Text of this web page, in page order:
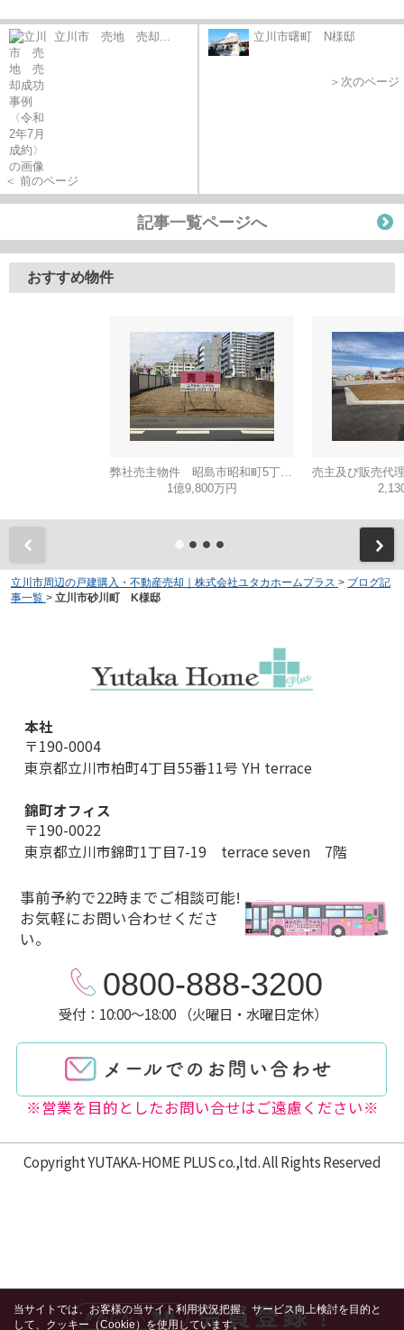
立川市 売地 売却...
＜ 前のページ
立川市曙町 N様邸
＞次のページ
記事一覧ページへ
おすすめ物件
1億9,800万円
立川市周辺の戸建購入・不動産売却｜株式会社ユタカホームプラス > ブログ記
事一覧 > 立川市砂川町 K様邸
本社
〒190-0004
東京都立川市柏町4丁目55番11号 YH terrace
錦町オフィス
〒190-0022
東京都立川市錦町1丁目7-19 terrace seven 7階
事前予約で22時までご相談可能!
お気軽にお問い合わせくださ
い。
0800-888-3200
受付：10:00～18:00 （火曜日・水曜日定休）
※営業を目的としたお問い合せはご遠慮ください※
Copyright YUTAKA-HOME PLUS co.,ltd. All Rights Reserved
当サイトでは、お客様の当サイト利用状況把握、サービス向上検討を目的と
して、クッキー（Cookie）を使用しています。